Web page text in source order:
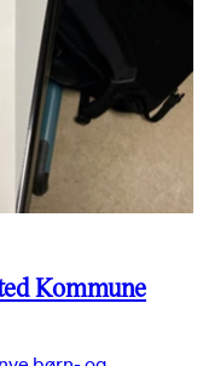
Kommune